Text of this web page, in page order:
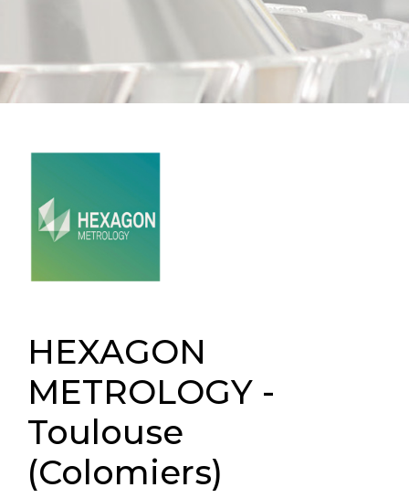
HEXAGON
METROLOGY -
Toulouse
(Colomiers)